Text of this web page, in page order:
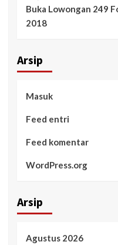
Buka Lowongan 249
2018
Arsip
Masuk
Feed entri
Feed komentar
WordPress.org
Arsip
Agustus 2026